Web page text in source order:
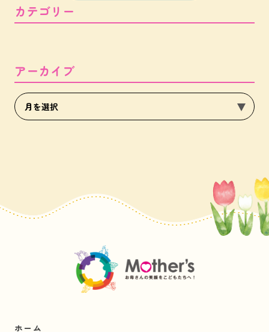
カテゴリー
アーカイブ
ホーム